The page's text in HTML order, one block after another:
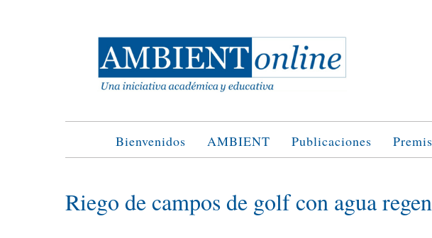
Bienvenidos AMBIENT Publicaciones
Riego de campos de golf con agua